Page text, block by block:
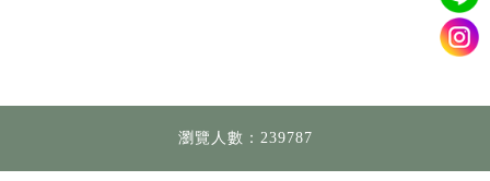
瀏覽人數：239787